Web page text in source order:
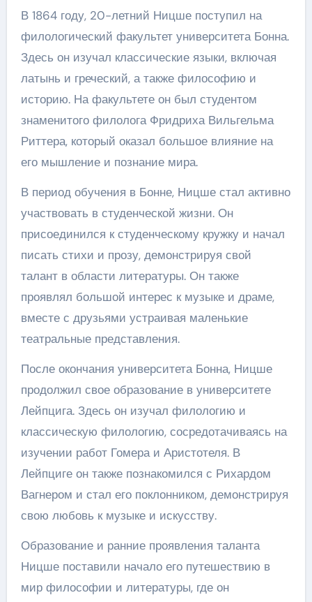
В 1864 году, 20-летний Ницше поступил на
филологический факультет университета Бонна.
Здесь он изучал классические языки, включая
латынь и греческий, а также философию и
историю. На факультете он был студентом
знаменитого филолога Фридриха Вильгельма
Риттера, который оказал большое влияние на
его мышление и познание мира.
В период обучения в Бонне, Ницше стал активно
участвовать в студенческой жизни. Он
присоединился к студенческому кружку и начал
писать стихи и прозу, демонстрируя свой
талант в области литературы. Он также
проявлял большой интерес к музыке и драме,
вместе с друзьями устраивая маленькие
театральные представления.
После окончания университета Бонна, Ницше
продолжил свое образование в университете
Лейпцига. Здесь он изучал филологию и
классическую филологию, сосредотачиваясь на
изучении работ Гомера и Аристотеля. В
Лейпциге он также познакомился с Рихардом
Вагнером и стал его поклонником, демонстрируя
свою любовь к музыке и искусству.
Образование и ранние проявления таланта
Ницше поставили начало его путешествию в
мир философии и литературы, где он